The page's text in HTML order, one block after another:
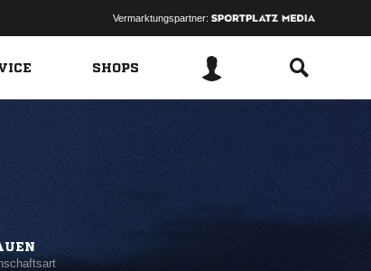
Vermarktungspartner:
SHOPS